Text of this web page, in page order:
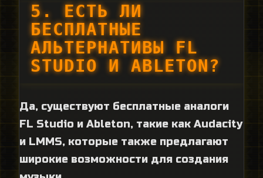
5. ЕСТЬ ЛИ
БЕСПЛАТНЫЕ
АЛЬТЕРНАТИВЫ FL
STUDIO И ABLETON?
Да, существуют бесплатные аналоги
FL Studio и Ableton, такие как Audacity
и LMMS, которые также предлагают
широкие возможности для создания